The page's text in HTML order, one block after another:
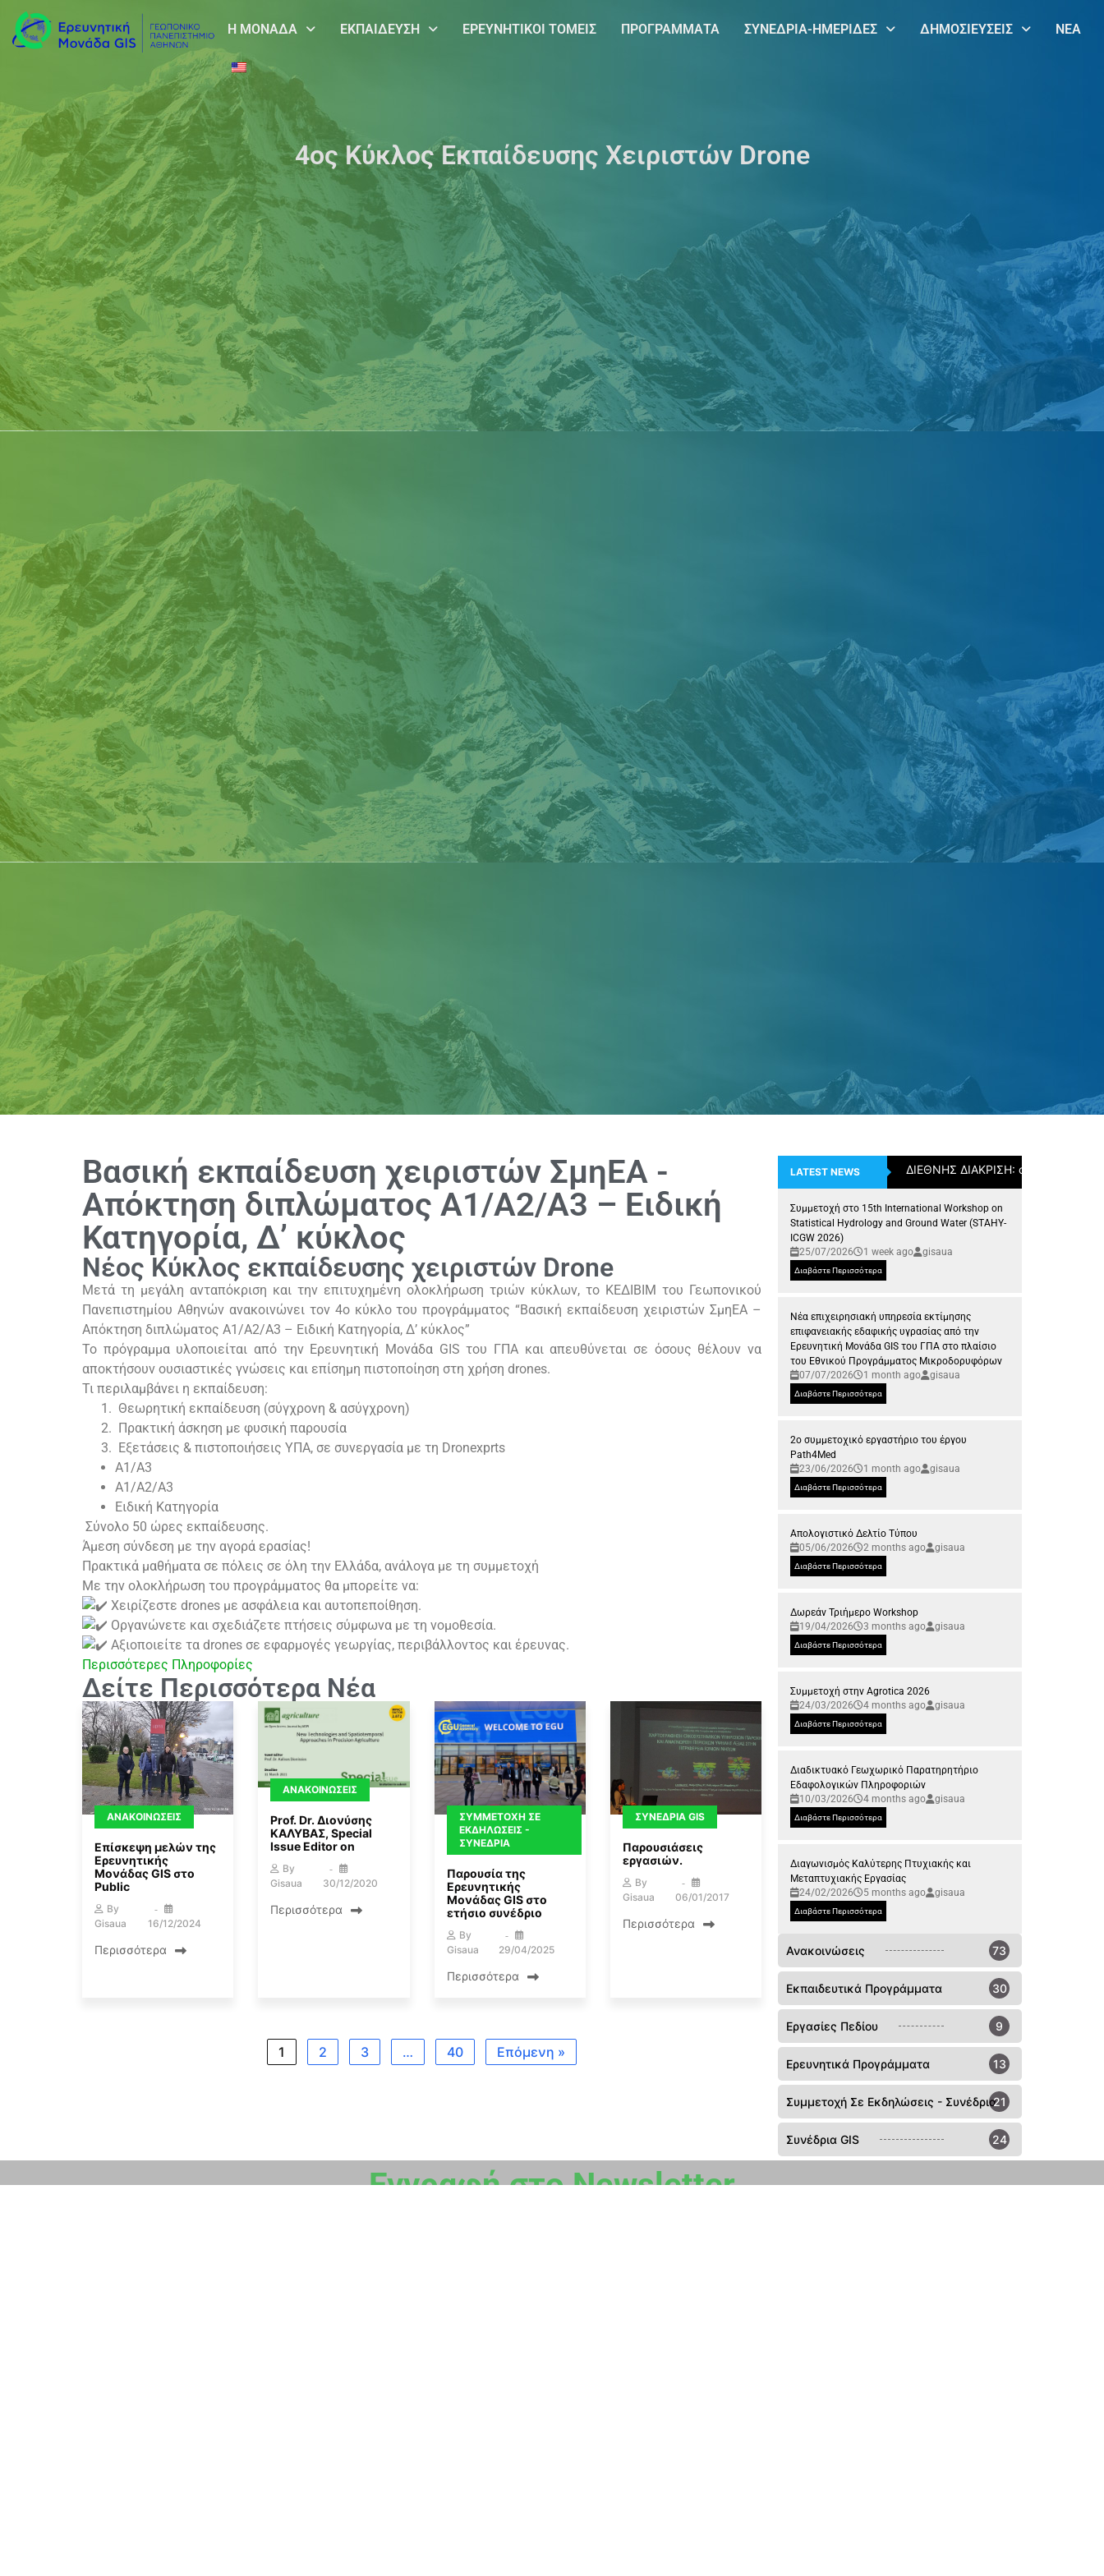
Η ΜΟΝΑΔΑ ΕΚΠΑΙΔΕΥΣΗ ΕΡΕΥΝΗΤΙΚΟΙ ΤΟΜΕΙΣ ΠΡΟΓΡΑΜΜΑΤΑ ΣΥΝΕΔΡΙΑ-ΗΜΕΡΙΔΕΣ ΔΗΜΟΣΙΕΥΣΕΙΣ ΝΕΑ
4ος Κύκλος Εκπαίδευσης Χειριστών Drone
Βασική εκπαίδευση χειριστών ΣμηΕΑ -
Απόκτηση διπλώματος Α1/Α2/Α3 – Ειδική
Κατηγορία, Δ’ κύκλος
Νέος Κύκλος εκπαίδευσης χειριστών Drone
Μετά τη μεγάλη ανταπόκριση και την επιτυχημένη ολοκλήρωση τριών κύκλων, το ΚΕΔΙΒΙΜ του Γεωπονικού
Πανεπιστημίου Αθηνών ανακοινώνει τον 4ο κύκλο του προγράμματος “Βασική εκπαίδευση χειριστών ΣμηΕΑ –
Απόκτηση διπλώματος Α1/Α2/Α3 – Ειδική Κατηγορία, Δ’ κύκλος”
Το πρόγραμμα υλοποιείται από την Ερευνητική Μονάδα GIS του ΓΠΑ και απευθύνεται σε όσους θέλουν να
αποκτήσουν ουσιαστικές γνώσεις και επίσημη πιστοποίηση στη χρήση drones.
Τι περιλαμβάνει η εκπαίδευση:
Θεωρητική εκπαίδευση (σύγχρονη & ασύγχρονη)
Πρακτική άσκηση με φυσική παρουσία
Εξετάσεις & πιστοποιήσεις ΥΠΑ, σε συνεργασία με τη Dronexprts
Α1/Α3
Α1/Α2/Α3
Ειδική Κατηγορία
Σύνολο 50 ώρες εκπαίδευσης.
Άμεση σύνδεση με την αγορά ερασίας!
Πρακτικά μαθήματα σε πόλεις σε όλη την Ελλάδα, ανάλογα με τη συμμετοχή
Με την ολοκλήρωση του προγράμματος θα μπορείτε να:
Χειρίζεστε drones με ασφάλεια και αυτοπεποίθηση.
Οργανώνετε και σχεδιάζετε πτήσεις σύμφωνα με τη νομοθεσία.
Αξιοποιείτε τα drones σε εφαρμογές γεωργίας, περιβάλλοντος και έρευνας.
Περισσότερες Πληροφορίες
Δείτε Περισσότερα Νέα
ΑΝΑΚΟΙΝΏΣΕΙΣ
Επίσκεψη μελών της
Ερευνητικής
Μονάδας GIS στο
Public
By
Gisaua
16/12/2024
Περισσότερα
ΑΝΑΚΟΙΝΏΣΕΙΣ
Prof. Dr. Διονύσης
ΚΑΛΥΒΑΣ, Special
Issue Editor οn
By
Gisaua
30/12/2020
Περισσότερα
ΣΥΜΜΕΤΟΧΉ ΣΕ
ΕΚΔΗΛΏΣΕΙΣ -
ΣΥΝΈΔΡΙΑ
Παρουσία της
Ερευνητικής
Μονάδας GIS στο
ετήσιο συνέδριο
By
Gisaua
29/04/2025
Περισσότερα
ΣΥΝΈΔΡΙΑ GIS
Παρουσιάσεις
εργασιών.
By
Gisaua
06/01/2017
Περισσότερα
1 2 3 … 40 Επόμενη »
LATEST NEWS ΔΙΕΘΝΗΣ ΔΙΑΚΡΙΣΗ: ο Επίκουρος
Συμμετοχή στο 15th International Workshop on
Statistical Hydrology and Ground Water (STAHY-
ICGW 2026)
25/07/2026
1 week ago gisaua
Διαβάστε Περισσότερα
Νέα επιχειρησιακή υπηρεσία εκτίμησης
επιφανειακής εδαφικής υγρασίας από την
Ερευνητική Μονάδα GIS του ΓΠΑ στο πλαίσιο
του Εθνικού Προγράμματος Μικροδορυφόρων
07/07/2026
1 month ago gisaua
Διαβάστε Περισσότερα
2ο συμμετοχικό εργαστήριο του έργου
Path4Med
23/06/2026
1 month ago gisaua
Διαβάστε Περισσότερα
Απολογιστικό Δελτίο Τύπου
05/06/2026
2 months ago gisaua
Διαβάστε Περισσότερα
Δωρεάν Τριήμερο Workshop
19/04/2026
3 months ago gisaua
Διαβάστε Περισσότερα
Συμμετοχή στην Agrotica 2026
24/03/2026
4 months ago gisaua
Διαβάστε Περισσότερα
Διαδικτυακό Γεωχωρικό Παρατηρητήριο
Εδαφολογικών Πληροφοριών
10/03/2026
4 months ago gisaua
Διαβάστε Περισσότερα
Διαγωνισμός Καλύτερης Πτυχιακής και
Μεταπτυχιακής Εργασίας
24/02/2026
5 months ago gisaua
Διαβάστε Περισσότερα
Ανακοινώσεις 73
Εκπαιδευτικά Προγράμματα 30
Εργασίες Πεδίου 9
Ερευνητικά Προγράμματα 13
Συμμετοχή Σε Εκδηλώσεις - Συνέδρια21
Συνέδρια GIS 24
Εγγραφή στο Newsletter